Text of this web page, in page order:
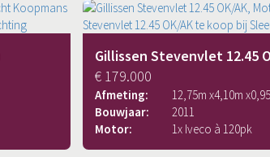
Gillissen Stevenvlet 12.45
€ 179.000
Afmeting: 12,75m x4,10m x0,95
Bouwjaar:
2011
Motor:
1x Iveco à 120pk